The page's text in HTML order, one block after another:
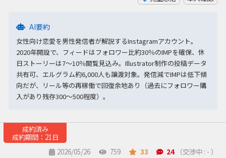
AI要約
女性向け恋愛を男性発信者が解説するInstagramアカウント。
2020年開設で、フィードはフォロワー比約30％のIMPを確保、休
日ストーリーは7〜10％閲覧見込み。Illustrator制作の投稿データ
共有可、エルグラム約6,000人も譲渡対象。発信減でIMPは低下傾
向だが、リール等の再稼働で回復余地あり（過去にフォロワー購
入があり残存300〜500程度）。
成約済み
成約期間：21日
2026/05/26
759 33 24 （交渉中 : - ）